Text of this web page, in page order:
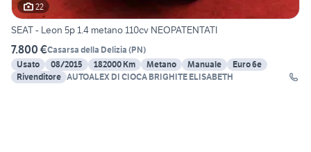
22
SEAT - Leon 5p 1.4 metano 110cv NEOPATENTATI
7.800 €Casarsa della Delizia (PN)
Usato
08/2015 182000 Km Metano Manuale
Euro 6e
Rivenditore AUTOALEX DI CIOCA BRIGHITE ELISABETH